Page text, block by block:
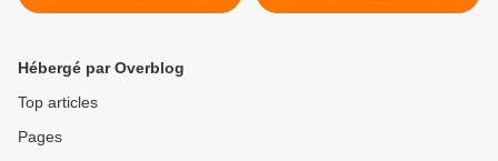
stratagème politique du
simuler une pandémie de
Hébergé par Overblog
Top articles
Pages